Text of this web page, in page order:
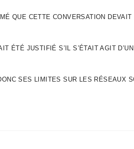
QUE CETTE CONVERSATION
ÉTÉ JUSTIFIÉ S’IL S’ÉTAIT AGIT
SES LIMITES SUR LES RÉSEAUX